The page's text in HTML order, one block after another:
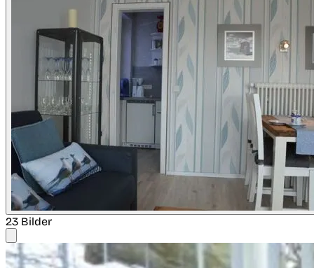
23 Bilder